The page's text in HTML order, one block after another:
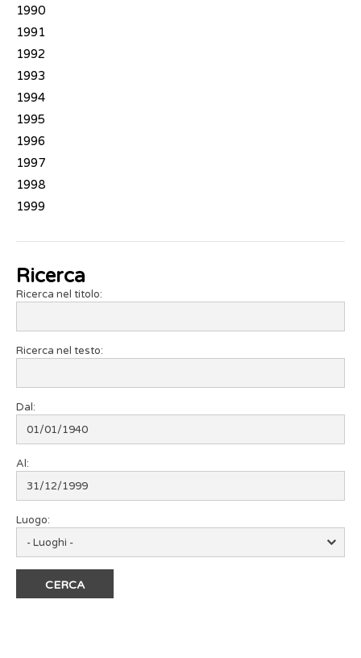
1990
1991
1992
1993
1994
1995
1996
1997
1998
1999
Ricerca
Ricerca nel titolo:
Ricerca nel testo:
Dal:
Al:
Luogo: